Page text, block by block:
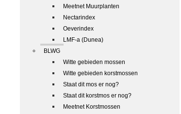
Meetnet Muurplanten
Nectarindex
Oeverindex
LMF-a (Dunea)
BLWG
Witte gebieden mossen
Witte gebieden korstmossen
Staat dit mos er nog?
Staat dit korstmos er nog?
Meetnet Korstmossen